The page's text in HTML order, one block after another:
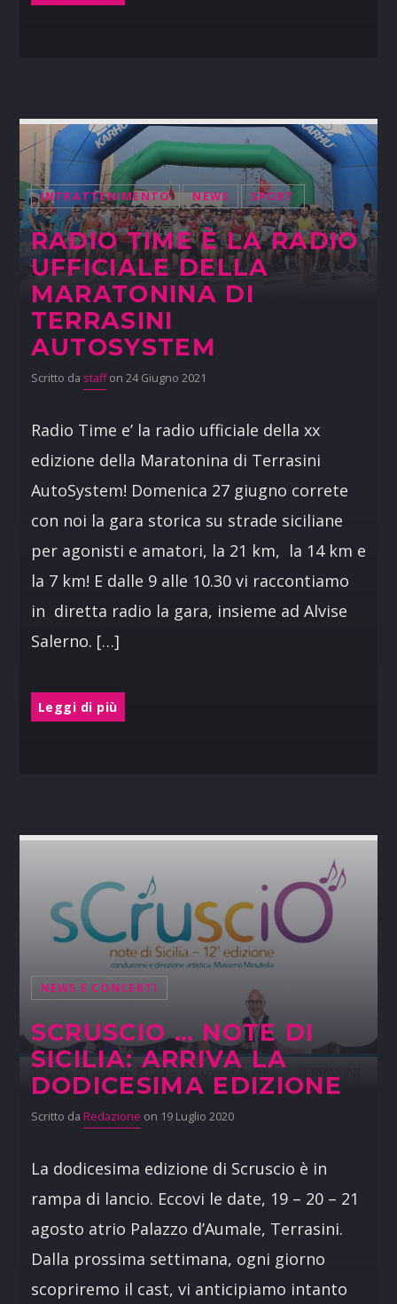
INTRATTENIMENTO NEWS SPORT
RADIO TIME È LA RADIO
UFFICIALE DELLA
MARATONINA DI
TERRASINI
AUTOSYSTEM
Scritto da staffon 24 Giugno 2021
Radio Time e’ la radio ufficiale della xx
edizione della Maratonina di Terrasini
AutoSystem! Domenica 27 giugno correte
con noi la gara storica su strade siciliane
per agonisti e amatori, la 21 km, la 14 km e
la 7 km! E dalle 9 alle 10.30 vi raccontiamo
in diretta radio la gara, insieme ad Alvise
Salerno. […]
Leggi di più
NEWS E CONCERTI
SCRUSCIO … NOTE DI
SICILIA: ARRIVA LA
DODICESIMA EDIZIONE
Scritto da Redazione on 19 Luglio 2020
La dodicesima edizione di Scruscio è in
rampa di lancio. Eccovi le date, 19 – 20 – 21
agosto atrio Palazzo d’Aumale, Terrasini.
Dalla prossima settimana, ogni giorno
scopriremo il cast, vi anticipiamo intanto